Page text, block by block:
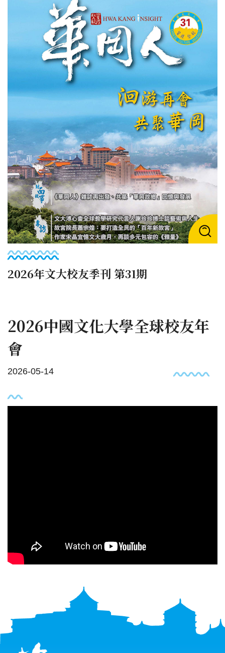
2026年文大校友季刊 第31期
2026中國文化大學全球校友年
會
2026-05-14